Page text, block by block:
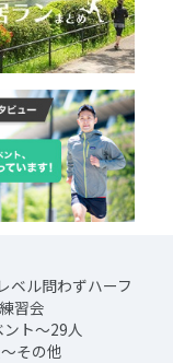
レベル問わずハーフ
練習会
ト～29人
その他